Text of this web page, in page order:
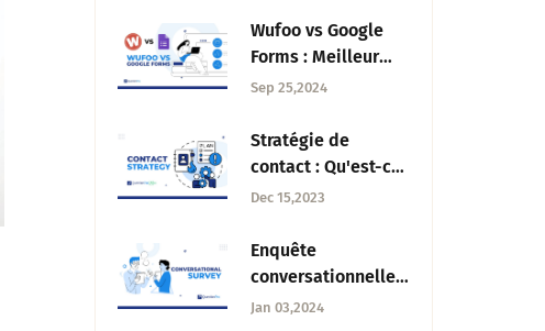
Wufoo vs Google
Forms : Meilleur
générateur
formulaires
Sep 25,2024
Stratégie de
contact : Qu'est-ce
que c'est et quels
clés pour en créer
une ?
Dec 15,2023
Enquête
conversationnelle :
Qu'est-ce que c'est,
Jan 03,2024